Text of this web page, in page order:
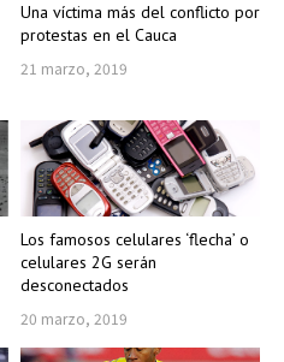
Una víctima más del conflicto por
protestas en el Cauca
21 marzo, 2019
Los famosos celulares ‘flecha’ o
celulares 2G serán
desconectados
20 marzo, 2019